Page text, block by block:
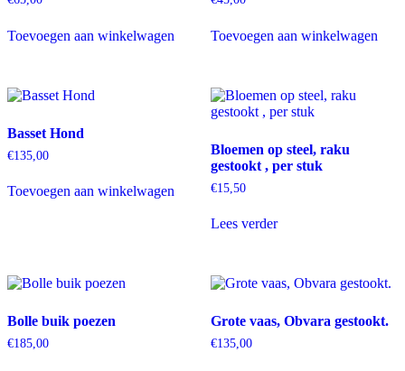
Toevoegen aan winkelwagen Toevoegen aan winkelwagen
Basset Hond
€135,00
Toevoegen aan winkelwagen
Bloemen op steel, raku
gestookt , per stuk
€15,50
Lees verder
Bolle buik poezen
€185,00
Grote vaas, Obvara gestookt.
€135,00